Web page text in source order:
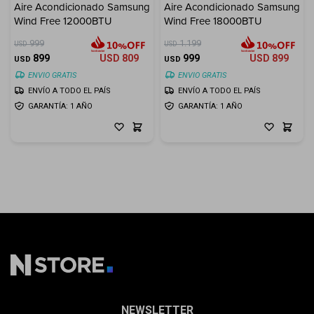
Aire Acondicionado Samsung
Wind Free 12000BTU
USD 999
USD 899 USD 809
ENVIO GRATIS
GARANTÍA: 1 AÑO
ENVÍO A TODO EL PAÍS
Aire Acondicionado Samsung
Wind Free 18000BTU
USD 1.199
USD 999 USD 899
ENVIO GRATIS
GARANTÍA: 1 AÑO
ENVÍO A TODO EL PAÍS
NEWSLETTER